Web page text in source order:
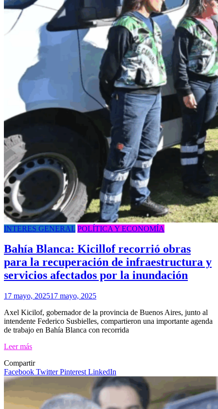
INTERES GENERAL POLÍTICA Y ECONOMÍA
Bahía Blanca: Kicillof recorrió obras
para la recuperación de infraestructura y
servicios afectados por la inundación
17 mayo, 202517 mayo, 2025
Axel Kicilof, gobernador de la provincia de Buenos Aires, junto al
intendente Federico Susbielles, compartieron una importante agenda
de trabajo en Bahía Blanca con recorrida
Leer más
Compartir
Facebook TwitterPinterest LinkedIn